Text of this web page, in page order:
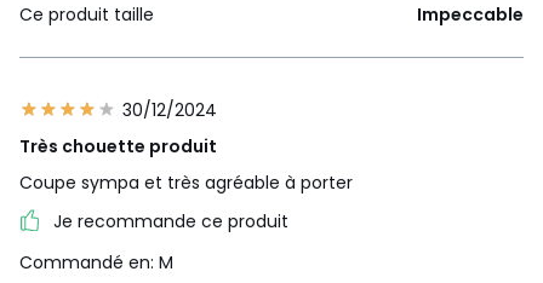
Ce produit taille Impeccable
30/12/2024
Très chouette produit
Coupe sympa et très agréable à porter
Je recommande ce produit
Commandé en: M